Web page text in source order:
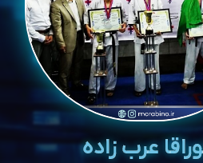
عرب زاده